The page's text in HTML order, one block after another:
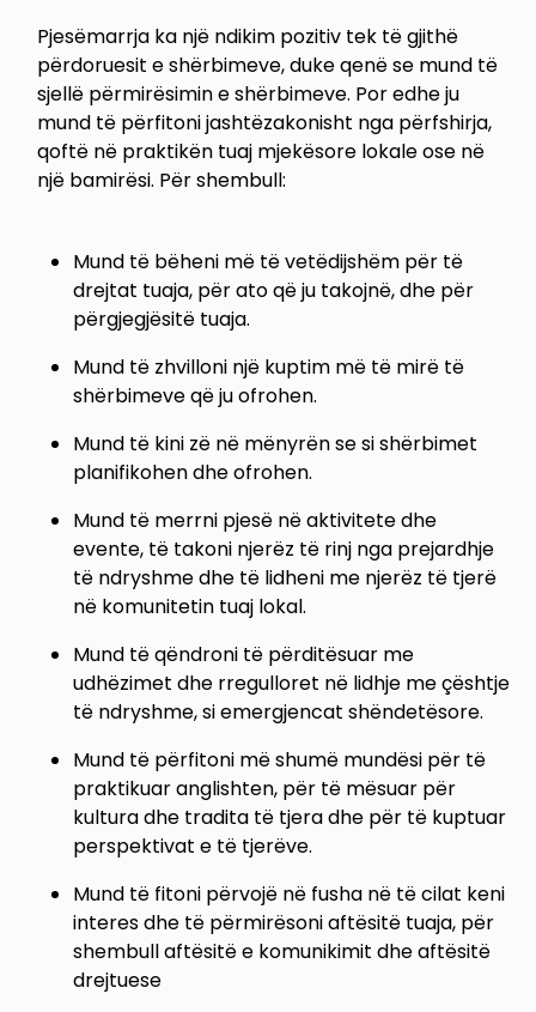
Pjesëmarrja ka një ndikim pozitiv tek të gjithë
përdoruesit e shërbimeve, duke qenë se mund të
sjellë përmirësimin e shërbimeve. Por edhe ju
mund të përfitoni jashtëzakonisht nga përfshirja,
qoftë në praktikën tuaj mjekësore lokale ose në
një bamirësi. Për shembull:
Mund të bëheni më të vetëdijshëm për të
drejtat tuaja, për ato që ju takojnë, dhe për
përgjegjësitë tuaja.
Mund të zhvilloni një kuptim më të mirë të
shërbimeve që ju ofrohen.
Mund të kini zë në mënyrën se si shërbimet
planifikohen dhe ofrohen.
Mund të merrni pjesë në aktivitete dhe
evente, të takoni njerëz të rinj nga prejardhje
të ndryshme dhe të lidheni me njerëz të tjerë
në komunitetin tuaj lokal.
Mund të qëndroni të përditësuar me
udhëzimet dhe rregulloret në lidhje me çështje
të ndryshme, si emergjencat shëndetësore.
Mund të përfitoni më shumë mundësi për të
praktikuar anglishten, për të mësuar për
kultura dhe tradita të tjera dhe për të kuptuar
perspektivat e të tjerëve.
Mund të fitoni përvojë në fusha në të cilat keni
interes dhe të përmirësoni aftësitë tuaja, për
shembull aftësitë e komunikimit dhe aftësitë
drejtuese